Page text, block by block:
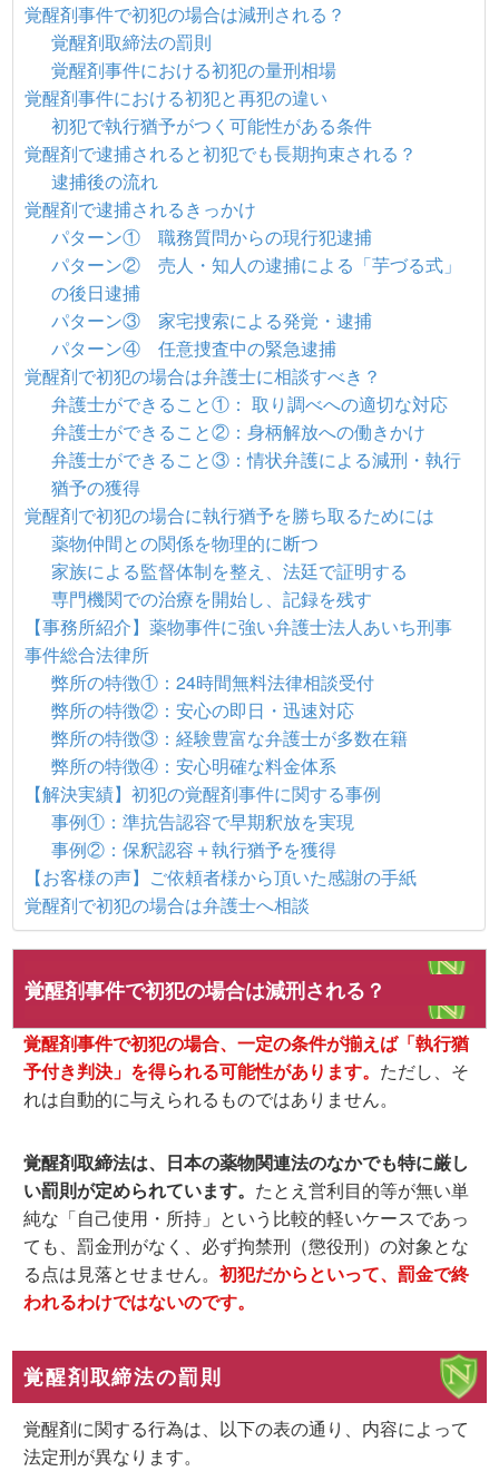
覚醒剤事件で初犯の場合は減刑される？
覚醒剤取締法の罰則
覚醒剤事件における初犯の量刑相場
覚醒剤事件における初犯と再犯の違い
初犯で執行猶予がつく可能性がある条件
覚醒剤で逮捕されると初犯でも長期拘束される？
逮捕後の流れ
覚醒剤で逮捕されるきっかけ
パターン① 職務質問からの現行犯逮捕
パターン② 売人・知人の逮捕による「芋づる式」
の後日逮捕
パターン③ 家宅捜索による発覚・逮捕
パターン④ 任意捜査中の緊急逮捕
覚醒剤で初犯の場合は弁護士に相談すべき？
弁護士ができること①： 取り調べへの適切な対応
弁護士ができること②：身柄解放への働きかけ
弁護士ができること③：情状弁護による減刑・執行
猶予の獲得
覚醒剤で初犯の場合に執行猶予を勝ち取るためには
薬物仲間との関係を物理的に断つ
家族による監督体制を整え、法廷で証明する
専門機関での治療を開始し、記録を残す
【事務所紹介】薬物事件に強い弁護士法人あいち刑事
事件総合法律所
弊所の特徴①：24時間無料法律相談受付
弊所の特徴②：安心の即日・迅速対応
弊所の特徴③：経験豊富な弁護士が多数在籍
弊所の特徴④：安心明確な料金体系
【解決実績】初犯の覚醒剤事件に関する事例
事例①：準抗告認容で早期釈放を実現
事例②：保釈認容＋執行猶予を獲得
【お客様の声】ご依頼者様から頂いた感謝の手紙
覚醒剤で初犯の場合は弁護士へ相談
覚醒剤事件で初犯の場合は減刑される？
覚醒剤事件で初犯の場合、一定の条件が揃えば「執行猶
予付き判決」を得られる可能性があります。 ただし、そ
れは自動的に与えられるものではありません。
覚醒剤取締法は、日本の薬物関連法のなかでも特に厳し
い罰則が定められています。 たとえ営利目的等が無い単
純な「自己使用・所持」という比較的軽いケースであっ
ても、罰金刑がなく、必ず拘禁刑（懲役刑）の対象とな
る点は見落とせません。初犯だからといって、罰金で終
われるわけではないのです。
覚醒剤取締法の罰則
覚醒剤に関する行為は、以下の表の通り、内容によって
法定刑が異なります。